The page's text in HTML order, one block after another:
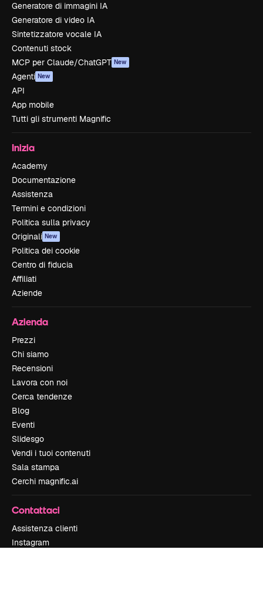
Generatore di immagini IA
Generatore di video IA
Sintetizzatore vocale IA
Contenuti stock
MCP per Claude/ChatGPT New
Agenti New
API
App mobile
Tutti gli strumenti Magnific
Inizia
Academy
Documentazione
Assistenza
Termini e condizioni
Politica sulla privacy
Originali New
Politica dei cookie
Centro di fiducia
Affiliati
Aziende
Azienda
Prezzi
Chi siamo
Recensioni
Lavora con noi
Cerca tendenze
Blog
Eventi
Slidesgo
Vendi i tuoi contenuti
Sala stampa
Cerchi magnific.ai
Contattaci
Assistenza clienti
Instagram